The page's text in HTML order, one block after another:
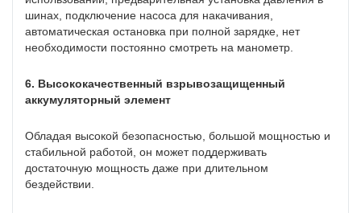
шинах, подключение насоса для накачивания,
автоматическая остановка при полной зарядке, нет
необходимости постоянно смотреть на манометр.
6. Высококачественный взрывозащищенный
аккумуляторный элемент
Обладая высокой безопасностью, большой мощностью и
стабильной работой, он может поддерживать
достаточную мощность даже при длительном
бездействии.